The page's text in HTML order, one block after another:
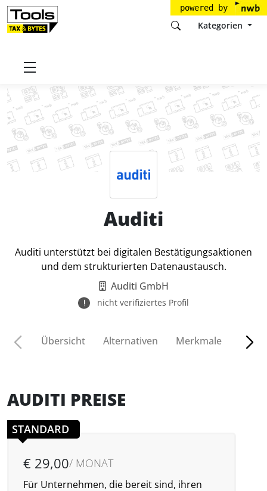
powered by
Kategorien
Startseite
Auditi
Auditi unterstützt bei digitalen Bestätigungsaktionen
und dem strukturierten Datenaustausch.
Auditi GmbH
nicht verifiziertes Profil
Übersicht Alternativen Merkmale
AUDITI PREISE
STANDARD
€ 29,00/ MONAT
Für Unternehmen, die bereit sind, ihren